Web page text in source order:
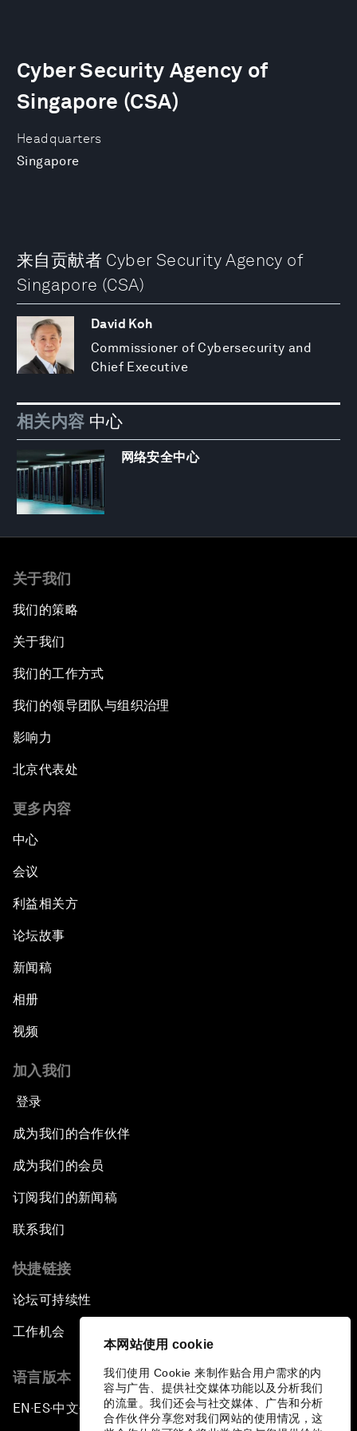
本网站使用 cookie
我们使用 Cookie 来制作贴合用户需求的内
容与广告、提供社交媒体功能以及分析我们
的流量。我们还会与社交媒体、广告和分析
合作伙伴分享您对我们网站的使用情况，这
Headquarters
Singapore
Cyber Security Agency of
Singapore (CSA)
来自贡献者 Cyber Security Agency of
Singapore (CSA)
David Koh
Commissioner of Cybersecurity and
Chief Executive
相关内容 中心
网络安全中心
关于我们
我们的策略
关于我们
我们的工作方式
我们的领导团队与组织治理
影响力
北京代表处
更多内容
中心
会议
利益相关方
论坛故事
新闻稿
相册
视频
加入我们
登录
成为我们的合作伙伴
成为我们的会员
订阅我们的新闻稿
联系我们
快捷链接
论坛可持续性
工作机会
语言版本
EN ▪ ES▪中文▪ 日本語